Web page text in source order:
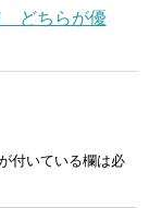
どちらが優
付いている欄は必